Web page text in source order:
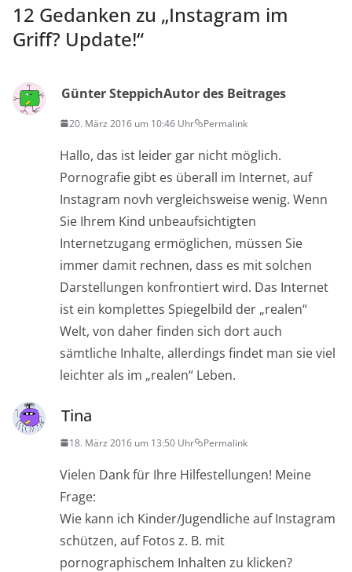
12 Gedanken zu „Instagram im
Griff? Update!“
Günter SteppichAutor des Beitrages
20. März 2016 um 10:46 Uhr Permalink
Hallo, das ist leider gar nicht möglich.
Pornografie gibt es überall im Internet, auf
Instagram novh vergleichsweise wenig. Wenn
Sie Ihrem Kind unbeaufsichtigten
Internetzugang ermöglichen, müssen Sie
immer damit rechnen, dass es mit solchen
Darstellungen konfrontiert wird. Das Internet
ist ein komplettes Spiegelbild der „realen“
Welt, von daher finden sich dort auch
sämtliche Inhalte, allerdings findet man sie viel
leichter als im „realen“ Leben.
Tina
18. März 2016 um 13:50 Uhr Permalink
Vielen Dank für Ihre Hilfestellungen! Meine
Frage:
Wie kann ich Kinder/Jugendliche auf Instagram
schützen, auf Fotos z. B. mit
pornographischem Inhalten zu klicken?